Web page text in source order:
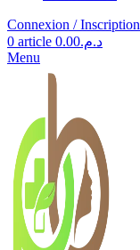
Connexion / Inscription
0 article د.م.0.00
Menu